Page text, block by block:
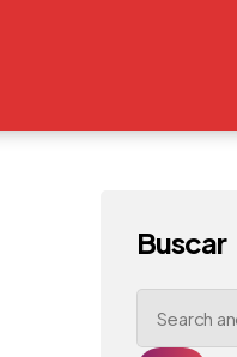
Buscar
Search
for: